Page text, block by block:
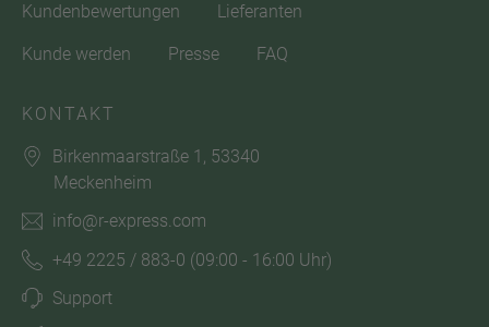
Kundenbewertungen Lieferanten
Kunde werden Presse FAQ
KONTAKT
Birkenmaarstraße 1, 53340
Meckenheim
info@r-express.com
+49 2225 / 883-0 (09:00 - 16:00 Uhr)
Support